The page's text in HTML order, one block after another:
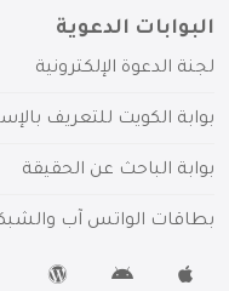
البوابات الدعوية
لجنة الدعوة الإلكترونية
بوابة الكويت للتعريف
بوابة الباحث عن الحقيقة
بطاقات الواتس آب